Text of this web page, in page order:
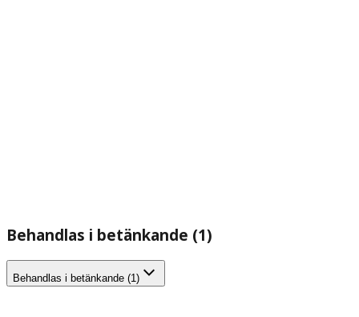
Behandlas i betänkande (1)
Behandlas i betänkande (1)